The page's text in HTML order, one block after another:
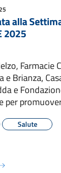
alla
2025
Farmacie
e Brianza,
e
per
Salute